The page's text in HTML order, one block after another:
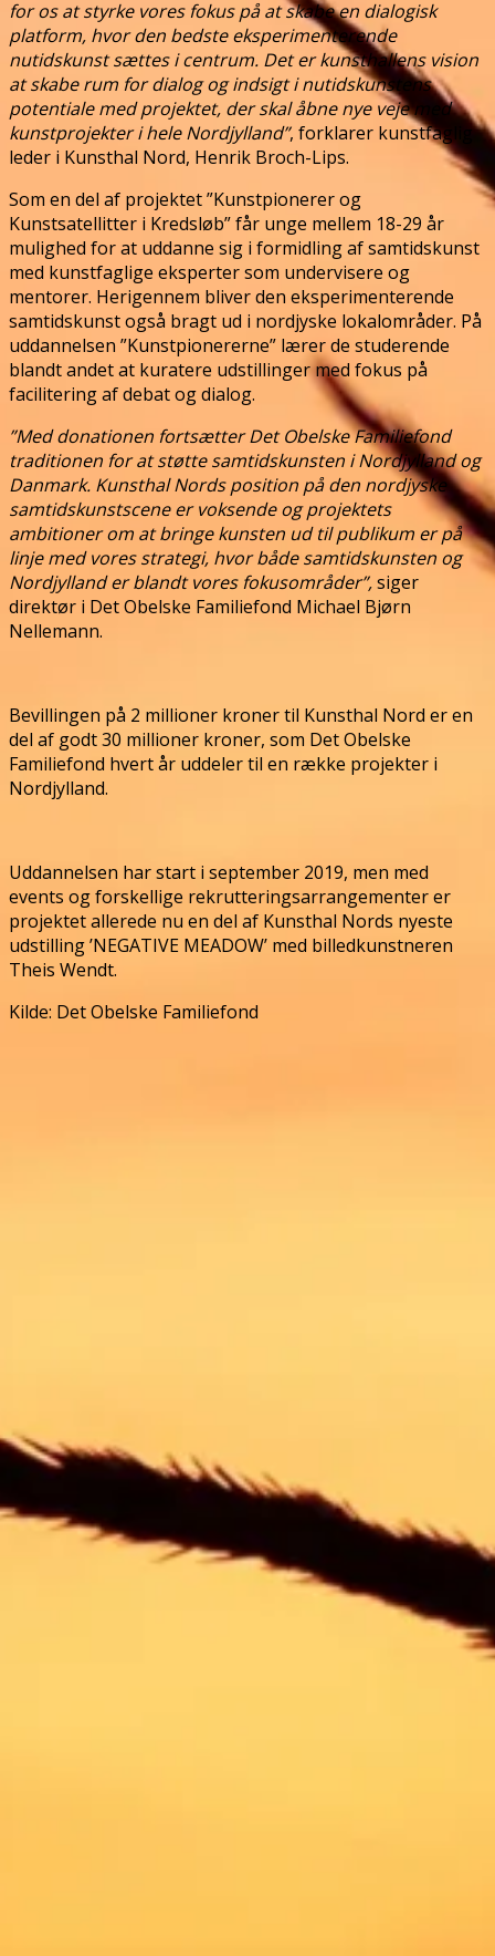
for os at styrke vores fokus på at skabe en dialogisk
platform, hvor den bedste eksperimenterende
nutidskunst sættes i centrum. Det er kunsthallens vision
at skabe rum for dialog og indsigt i nutidskunstens
potentiale med projektet, der skal åbne nye veje med
kunstprojekter i hele Nordjylland”, forklarer kunstfaglig
leder i Kunsthal Nord, Henrik Broch-Lips.
Som en del af projektet ”Kunstpionerer og
Kunstsatellitter i Kredsløb” får unge mellem 18-29 år
mulighed for at uddanne sig i formidling af samtidskunst
med kunstfaglige eksperter som undervisere og
mentorer. Herigennem bliver den eksperimenterende
samtidskunst også bragt ud i nordjyske lokalområder. På
uddannelsen ”Kunstpionererne” lærer de studerende
blandt andet at kuratere udstillinger med fokus på
facilitering af debat og dialog.
”Med donationen fortsætter Det Obelske Familiefond
traditionen for at støtte samtidskunsten i Nordjylland og
Danmark. Kunsthal Nords position på den nordjyske
samtidskunstscene er voksende og projektets
ambitioner om at bringe kunsten ud til publikum er på
linje med vores strategi, hvor både samtidskunsten og
Nordjylland er blandt vores fokusområder”,siger
direktør i Det Obelske Familiefond Michael Bjørn
Nellemann.
Bevillingen på 2 millioner kroner til Kunsthal Nord er en
del af godt 30 millioner kroner, som Det Obelske
Familiefond hvert år uddeler til en række projekter i
Nordjylland.
Uddannelsen har start i september 2019, men med
events og forskellige rekrutteringsarrangementer er
projektet allerede nu en del af Kunsthal Nords nyeste
udstilling ’NEGATIVE MEADOW’ med billedkunstneren
Theis Wendt.
Kilde: Det Obelske Familiefond